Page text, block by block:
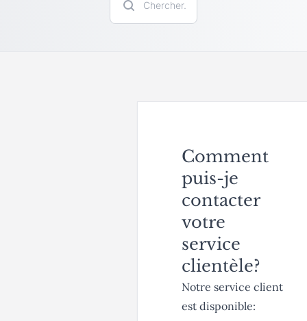
Comment
puis-je
contacter
votre
service
clientèle?
Notre service client
est disponible: